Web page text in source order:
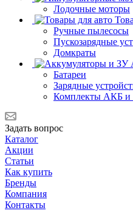
Лодочные моторы
Ручные пылесосы
Пускозарядные
Домкраты
Батареи
Зарядные
Комплекты АКБ и
Задать вопрос
Каталог
Акции
Статьи
Как купить
Бренды
Компания
Контакты